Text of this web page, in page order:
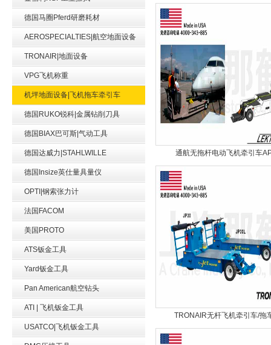
德国马圈Pferd研磨耗材
AEROSPECIALTIES|航空地面设备
TRONAIR|地面设备
VPG飞机称重
机坪地面设备|飞机拖车牵引车
德国RUKO锐科|金属钻削刀具
德国BIAX巴可斯|气动工具
德国达威力|STAHLWILLE
德国Insize英仕量具量仪
OPTI|钢索张力计
法国FACOM
美国PROTO
ATS钣金工具
Yard钣金工具
Pan American航空钻头
ATI | 飞机钣金工具
USATCO|飞机钣金工具
通航无拖杆电动飞机牵引车
TRONAIR无杆飞机牵引车/拖